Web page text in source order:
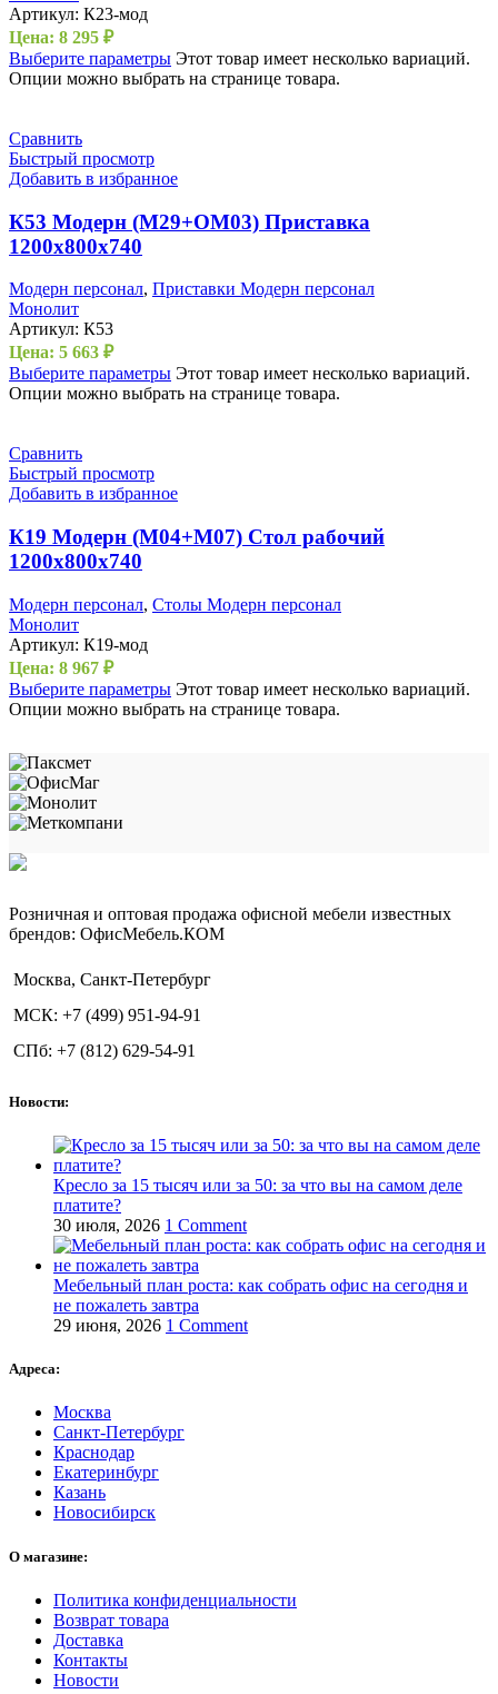
Артикул: К23-мод
Цена: 8 295 ₽
Выберите параметры Этот товар имеет несколько вариаций.
Опции можно выбрать на странице товара.
Сравнить
Быстрый просмотр
Добавить в избранное
К53 Модерн (М29+ОМ03) Приставка
1200х800х740
Модерн персонал, Приставки Модерн персонал
Монолит
Артикул: К53
Цена: 5 663 ₽
Выберите параметры Этот товар имеет несколько вариаций.
Опции можно выбрать на странице товара.
Сравнить
Быстрый просмотр
Добавить в избранное
К19 Модерн (М04+М07) Стол рабочий
1200х800х740
Модерн персонал, Столы Модерн персонал
Монолит
Артикул: К19-мод
Цена: 8 967 ₽
Выберите параметры Этот товар имеет несколько вариаций.
Опции можно выбрать на странице товара.
Розничная и оптовая продажа офисной мебели известных
брендов: ОфисМебель.КОМ
Москва, Санкт-Петербург
МСК: +7 (499) 951-94-91
СПб: +7 (812) 629-54-91
Новости:
Кресло за 15 тысяч или за 50: за что вы на самом деле
платите?
30 июля, 2026 1 Comment
Мебельный план роста: как собрать офис на сегодня и
не пожалеть завтра
29 июня, 2026 1 Comment
Адреса:
Москва
Санкт-Петербург
Краснодар
Екатеринбург
Казань
Новосибирск
О магазине:
Политика конфиденциальности
Возврат товара
Доставка
Контакты
Новости